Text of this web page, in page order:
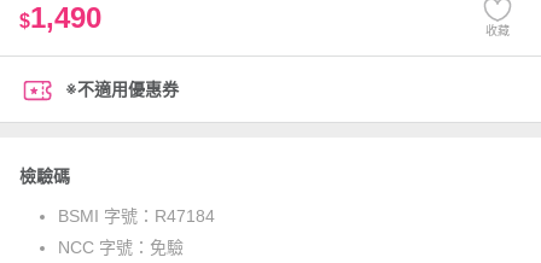
$1,490 收藏
※不適用優惠券
檢驗碼
BSMI 字號： R47184
NCC 字號： 免驗